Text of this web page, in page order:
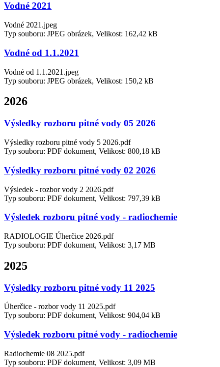
Vodné 2021
Vodné 2021.jpeg
Typ souboru: JPEG obrázek, Velikost: 162,42 kB
Vodné od 1.1.2021
Vodné od 1.1.2021.jpeg
Typ souboru: JPEG obrázek, Velikost: 150,2 kB
2026
Výsledky rozboru pitné vody 05 2026
Výsledky rozboru pitné vody 5 2026.pdf
Typ souboru: PDF dokument, Velikost: 800,18 kB
Výsledky rozboru pitné vody 02 2026
Výsledek - rozbor vody 2 2026.pdf
Typ souboru: PDF dokument, Velikost: 797,39 kB
Výsledek rozboru pitné vody - radiochemie
RADIOLOGIE Úherčice 2026.pdf
Typ souboru: PDF dokument, Velikost: 3,17 MB
2025
Výsledky rozboru pitné vody 11 2025
Úherčice - rozbor vody 11 2025.pdf
Typ souboru: PDF dokument, Velikost: 904,04 kB
Výsledek rozboru pitné vody - radiochemie
Radiochemie 08 2025.pdf
Typ souboru: PDF dokument, Velikost: 3,09 MB